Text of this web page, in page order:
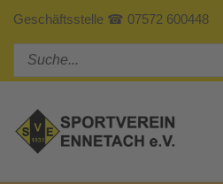
Geschäftsstelle ☎ 07572 600448